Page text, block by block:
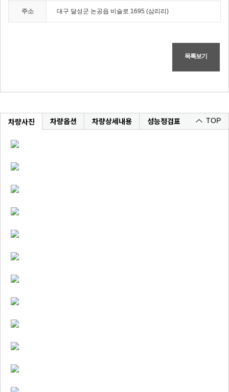
주소 대구 달성군 논공읍 비슬로 1695 (삼리리)
목록보기
차량사진 차량옵션 차량상세내용 성능정검표 TOP